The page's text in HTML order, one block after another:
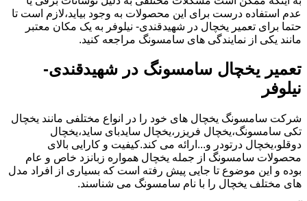
عدم استفاده درست برای این محصولات به وجود بیاید،لازم است تا
حتما برای تعمیر یخچال در شهیدقندی- نیلوفر به یک مکان معتبر
مانند یکی از نمایندگی های سامسونگ مراجعه کنید.
تعمیر یخچال سامسونگ در شهیدقندی-
نیلوفر
شرکت سامسونگ یخچال های خود را در انواع مختلفی مانند یخچال
تکی سامسونگ،یخچال فریزر،یخچال سایدبای ساید،یخچال
دوقلو،یخچال درتودر و...ارائه می کند.کیفیت و کارایی بالای
محصولات سامسونگ از جمله یخچال همواره زبانزد خاص و عام
بوده و این موضوع تا جایی پیش رفته است که بسیاری از افراد مدل
های مختلف یخچال را با نام سامسونگ می شناسند.